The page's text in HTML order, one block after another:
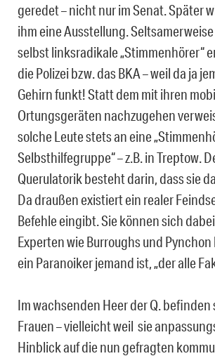
geredet – nicht nur im Senat. Später
ihm eine Ausstellung.
selbst linksradikale „Stimmenhörer“
die Polizei bzw. das BKA – weil da ja
Gehirn funkt! Statt dem mit ihren
Ortungsgeräten nachzugehen
solche Leute stets an eine
Selbsthilfegruppe“ – z.B. in Treptow.
Querulatorik besteht darin, dass sie
Da draußen existiert ein realer
Befehle eingibt. Sie können sich
Experten wie Burroughs und
ein Paranoiker jemand ist, „der alle
Im wachsenden Heer der Q. befinden
Frauen – vielleicht weil sie
Hinblick auf die nun gefragten